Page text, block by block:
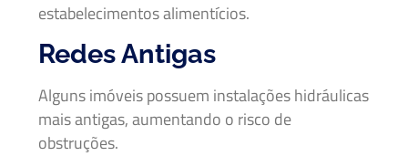
estabelecimentos alimentícios.
Redes Antigas
Alguns imóveis possuem instalações hidráulicas
mais antigas, aumentando o risco de
obstruções.